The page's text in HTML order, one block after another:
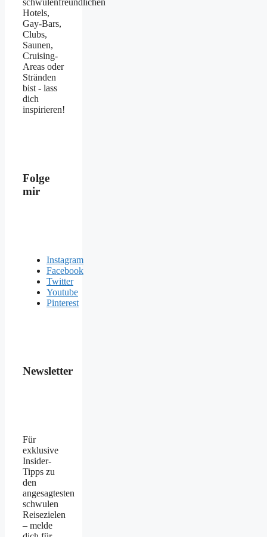
schwulenfreundlichen
Hotels,
Gay-Bars,
Clubs,
Saunen,
Cruising-
Areas oder
Stränden
bist - lass
dich
inspirieren!
Folge
mir
Instagram
Facebook
Twitter
Youtube
Pinterest
Newsletter
Für
exklusive
Insider-
Tipps zu
den
angesagtesten
schwulen
Reisezielen
– melde